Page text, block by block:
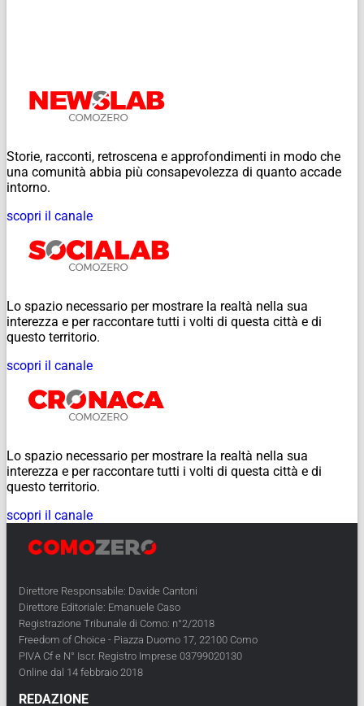
Storie, racconti, retroscena e approfondimenti in modo che
una comunità abbia più consapevolezza di quanto accade
intorno.
scopri il canale
Lo spazio necessario per mostrare la realtà nella sua
interezza e per raccontare tutti i volti di questa città e di
questo territorio.
scopri il canale
Lo spazio necessario per mostrare la realtà nella sua
interezza e per raccontare tutti i volti di questa città e di
questo territorio.
scopri il canale
Direttore Responsabile: Davide Cantoni
Direttore Editoriale: Emanuele Caso
Registrazione Tribunale di Como: n°2/2018
Freedom of Choice - Piazza Duomo 17, 22100 Como
PIVA Cf e N° Iscr. Registro Imprese 03799020130
Online dal 14 febbraio 2018
REDAZIONE